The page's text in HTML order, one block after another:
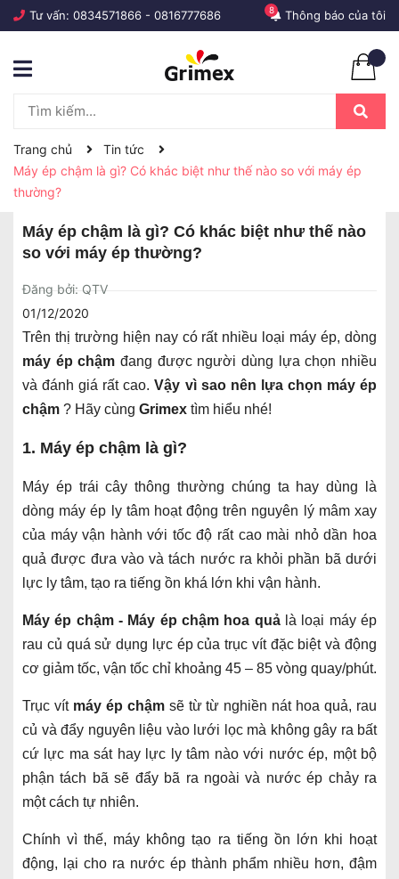
Tư vấn: 0834571866 - 0816777686 Thông báo của tôi
8
Trang chủ
Tin tức
Máy ép chậm là gì? Có khác biệt như thế nào so với máy ép
thường?
Máy ép chậm là gì? Có khác biệt như thế nào
so với máy ép thường?
Đăng bởi: QTV
01/12/2020
Trên thị trường hiện nay có rất nhiều loại máy ép, dòng
máy ép chậm đang được người dùng lựa chọn nhiều
và đánh giá rất cao.Vậy vì sao nên lựa chọn máy ép
chậm ? Hãy cùng Grimex tìm hiểu nhé!
1. Máy ép chậm là gì?
Máy ép trái cây thông thường chúng ta hay dùng là
dòng máy ép ly tâm hoạt động trên nguyên lý mâm xay
của máy vận hành với tốc độ rất cao mài nhỏ dần hoa
quả được đưa vào và tách nước ra khỏi phần bã dưới
lực ly tâm, tạo ra tiếng ồn khá lớn khi vận hành.
Máy ép chậm - Máy ép chậm hoa quảlà loại máy ép
rau củ quá sử dụng lực ép của trục vít đặc biệt và động
cơ giảm tốc, vận tốc chỉ khoảng 45 – 85 vòng quay/phút.
Trục vít máy ép chậmsẽ từ từ nghiền nát hoa quả, rau
củ và đẩy nguyên liệu vào lưới lọc mà không gây ra bất
cứ lực ma sát hay lực ly tâm nào với nước ép, một bộ
phận tách bã sẽ đẩy bã ra ngoài và nước ép chảy ra
một cách tự nhiên.
Chính vì thế, máy không tạo ra tiếng ồn lớn khi hoạt
động, lại cho ra nước ép thành phẩm nhiều hơn, đậm